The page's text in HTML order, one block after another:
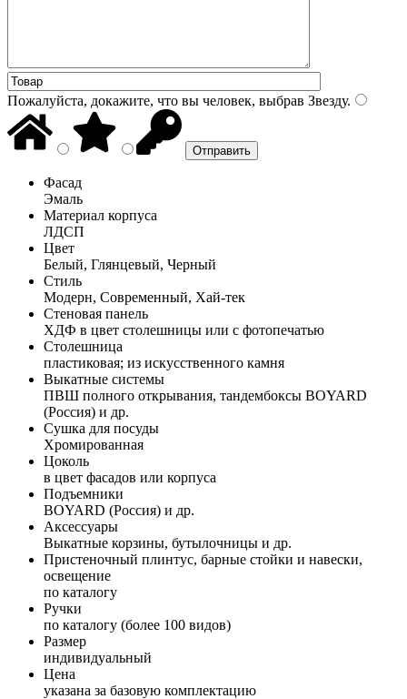
Пожалуйста, докажите, что вы человек, выбрав Звезду.
Фасад
Эмаль
Материал корпуса
ЛДСП
Цвет
Белый, Глянцевый, Черный
Стиль
Модерн, Современный, Хай-тек
Стеновая панель
ХДФ в цвет столешницы или с фотопечатью
Столешница
пластиковая; из искусственного камня
Выкатные системы
ПВШ полного открывания, тандембоксы BOYARD
(Россия) и др.
Сушка для посуды
Хромированная
Цоколь
в цвет фасадов или корпуса
Подъемники
BOYARD (Россия) и др.
Аксессуары
Выкатные корзины, бутылочницы и др.
Пристеночный плинтус, барные стойки и навески,
освещение
по каталогу
Ручки
по каталогу (более 100 видов)
Размер
индивидуальный
Цена
указана за базовую комплектацию